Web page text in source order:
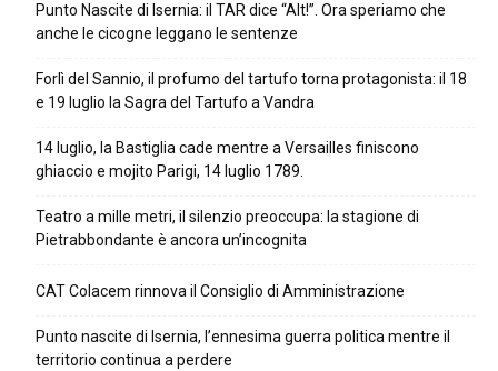
Punto Nascite di Isernia: il TAR dice “Alt!”. Ora speriamo che
anche le cicogne leggano le sentenze
Forlì del Sannio, il profumo del tartufo torna protagonista: il 18
e 19 luglio la Sagra del Tartufo a Vandra
14 luglio, la Bastiglia cade mentre a Versailles finiscono
ghiaccio e mojito Parigi, 14 luglio 1789.
Teatro a mille metri, il silenzio preoccupa: la stagione di
Pietrabbondante è ancora un’incognita
CAT Colacem rinnova il Consiglio di Amministrazione
Punto nascite di Isernia, l’ennesima guerra politica mentre il
territorio continua a perdere